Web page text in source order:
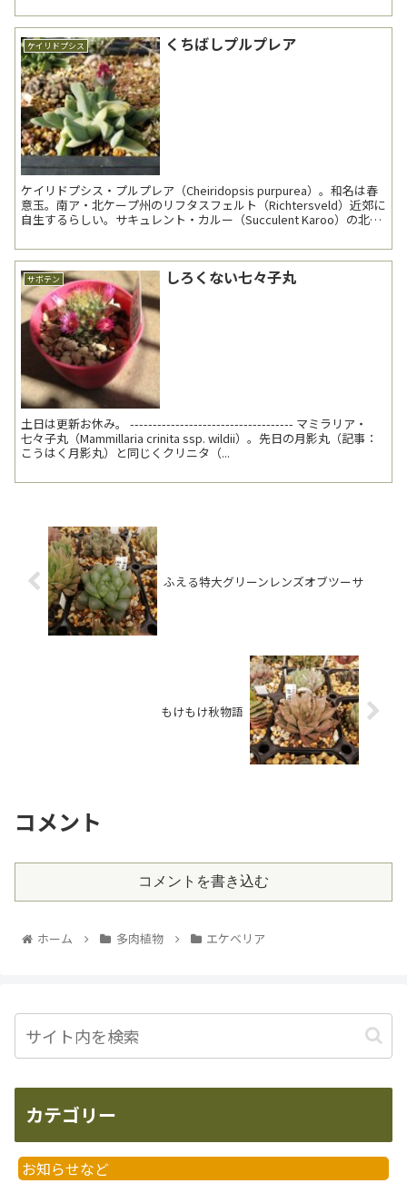
ケイリドプシス くちばしプルプレア
ケイリドプシス・プルプレア（Cheiridopsis purpurea）。和名は春
意玉。南ア・北ケープ州のリフタスフェルト（Richtersveld）近郊に
自生するらしい。サキュレント・カルー（Succulent Karoo）の北端
サボテン しろくない七々子丸
土日は更新お休み。 ------------------------------------ マミラリア・
七々子丸（Mammillaria crinita ssp. wildii）。先日の月影丸（記事：
こうはく月影丸）と同じくクリニタ（...
ふえる特大グリーンレンズオブツーサ
もけもけ秋物語
コメント
コメントを書き込む
ホーム 多肉植物 エケベリア
カテゴリー
お知らせなど